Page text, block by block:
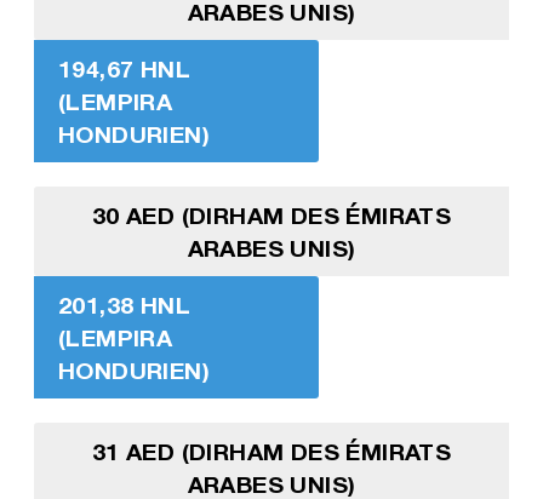
ARABES UNIS)
194,67 HNL
(LEMPIRA
HONDURIEN)
30 AED (DIRHAM DES ÉMIRATS
ARABES UNIS)
201,38 HNL
(LEMPIRA
HONDURIEN)
31 AED (DIRHAM DES ÉMIRATS
ARABES UNIS)